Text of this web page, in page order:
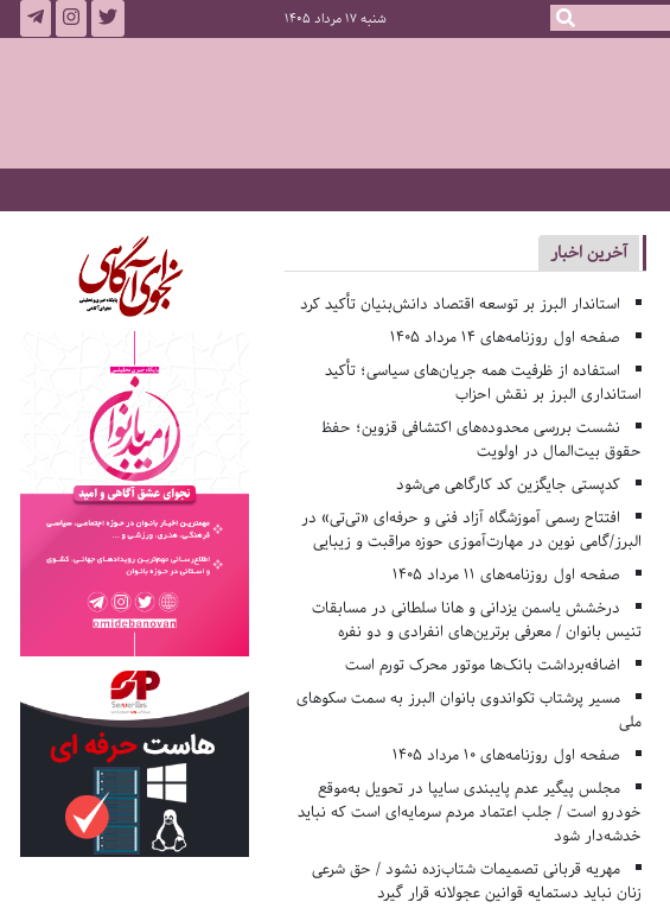
شنبه 17 مرداد 1405
آخرین اخبار
استاندار البرز بر توسعه اقتصاد دانش‌بنیان تأکید کرد
صفحه اول روزنامه‌های 14 مرداد 1405
استفاده از ظرفیت همه جریان‌های سیاسی؛ تأکید
استانداری البرز بر نقش احزاب
نشست بررسی محدوده‌های اکتشافی قزوین؛ حفظ
حقوق بیت‌المال در اولویت
کدپستی جایگزین کد کارگاهی می‌شود
افتتاح رسمی آموزشگاه آزاد فنی و حرفه‌ای «تی‌تی» در
البرز/گامی نوین در مهارت‌آموزی حوزه مراقبت و زیبایی
صفحه اول روزنامه‌های 11 مرداد 1405
درخشش یاسمن یزدانی و هانا سلطانی در مسابقات
تنیس بانوان / معرفی برترین‌های انفرادی و دو نفره
اضافه‌برداشت بانک‌ها موتور محرک تورم است
مسیر پرشتاب تکواندوی بانوان البرز به سمت سکوهای
ملی
صفحه اول روزنامه‌های 10 مرداد 1405
مجلس پیگیر عدم پایبندی سایپا در تحویل به‌موقع
خودرو است / جلب اعتماد مردم سرمایه‌ای است که نباید
خدشه‌دار شود
مهریه قربانی تصمیمات شتاب‌زده نشود / حق شرعی
زنان نباید دستمایه قوانین عجولانه قرار گیرد